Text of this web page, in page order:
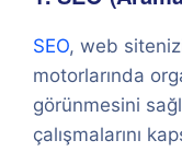
SEO, web
motorlarında
görünmesini
çalışmalarını